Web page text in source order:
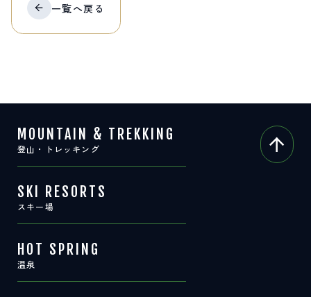
お問い合わせ
白馬村観光局インフォメーション
399-9301 長野県北安曇郡白馬村北城5497
Snow Peak LAND STATION HAKUBA内
営業時間：9:00～17:00
TEL.0261-85-4210 / FAX.0261-85-4240
サイト内検索
一覧へ戻る
MOUNTAIN & TREKKING
登山・トレッキング
SKI RESORTS
スキー場
HOT SPRING
温泉